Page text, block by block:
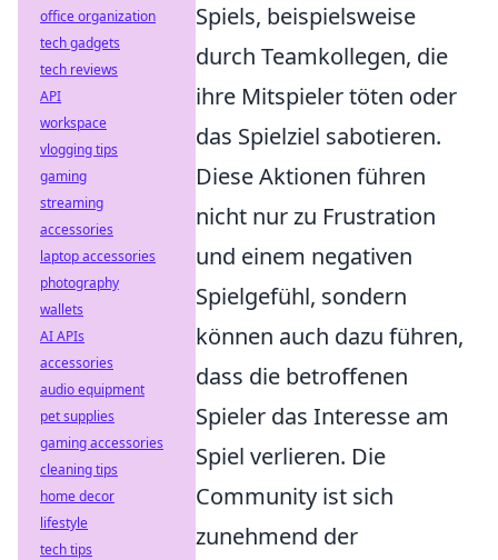
Spiels, beispielsweise
durch Teamkollegen, die
ihre Mitspieler töten oder
das Spielziel sabotieren.
Diese Aktionen führen
nicht nur zu Frustration
und einem negativen
Spielgefühl, sondern
können auch dazu führen,
dass die betroffenen
Spieler das Interesse am
Spiel verlieren. Die
Community ist sich
zunehmend der
office organization
tech gadgets
tech reviews
API
workspace
vlogging tips
gaming
streaming
accessories
laptop accessories
photography
wallets
AI APIs
accessories
audio equipment
pet supplies
gaming accessories
cleaning tips
home decor
lifestyle
tech tips